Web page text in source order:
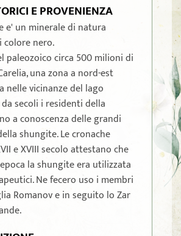
E PROVENIENZA
e' un minerale di natura
colore nero.
paleozoico circa 500 milioni di
una zona a nord-est
nelle vicinanze del lago
da secoli i residenti della
a conoscenza delle grandi
shungite. Le cronache
e XVIII secolo attestano che
la shungite era utilizzata
Ne fecero uso i membri
Romanov e in seguito lo Zar